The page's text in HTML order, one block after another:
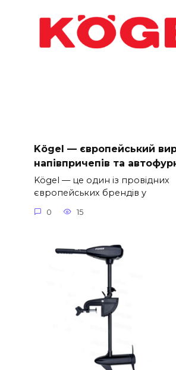
Kögel — європейський
напівпричепів та
Kögel — це один із провідних
європейських брендів у
0 15